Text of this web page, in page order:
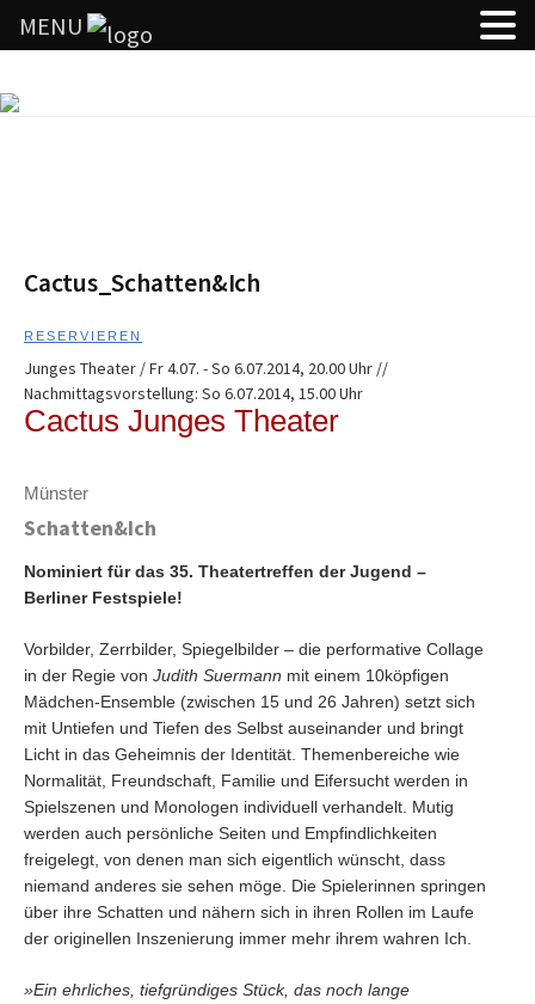
zum
Cactus_Schatten&Ich
RESERVIEREN
Junges Theater / Fr 4.07. - So 6.07.2014, 20.00 Uhr //
Nachmittagsvorstellung: So 6.07.2014, 15.00 Uhr
Cactus Junges Theater
Münster
Schatten&Ich
Nominiert für das 35. Theatertreffen der Jugend –
Berliner Festspiele!
Vorbilder, Zerrbilder, Spiegelbilder – die performative Collage
in der Regie von Judith Suermann mit einem 10köpfigen
Mädchen-Ensemble (zwischen 15 und 26 Jahren) setzt sich
mit Untiefen und Tiefen des Selbst auseinander und bringt
Licht in das Geheimnis der Identität. Themenbereiche wie
Normalität, Freundschaft, Familie und Eifersucht werden in
Spielszenen und Monologen individuell verhandelt. Mutig
werden auch persönliche Seiten und Empfindlichkeiten
freigelegt, von denen man sich eigentlich wünscht, dass
niemand anderes sie sehen möge. Die Spielerinnen springen
über ihre Schatten und nähern sich in ihren Rollen im Laufe
der originellen Inszenierung immer mehr ihrem wahren Ich.
»Ein ehrliches, tiefgründiges Stück, das noch lange
MENU